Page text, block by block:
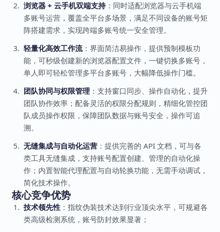
浏览器 + 云手机双端支持：同时适配浏览器与云手机端
多账号运营，覆盖全平台多场景，满足不同设备的账号矩
阵搭建需求，实现跨端多账号统一安全管理。
轻量化高效工作流：界面简洁易操作，提供预制模板功
能，可秒级创建新的浏览器配置文件，一键切换多账号，
单人即可轻松管理多平台多账号，大幅降低操作门槛。
团队协同与权限管理 ：支持窗口同步、操作自动化，提升
团队协作效率；配备灵活的权限分配规则，精细化管控团
队成员操作权限，保障团队数据与账号安全，操作可追
溯。
无缝集成与自动化运营 ：提供完善的 API 文档，可与各
类工具无缝集成，支持账号配置创建、管理的自动化操
作；内置智能代理配置与自动轮换功能，无需手动调试，
简化技术操作。
核心竞争优势
技术领先性 ：指纹伪装技术达到行业顶尖水平，可规避各
类高级检测系统，账号防封效果显著；